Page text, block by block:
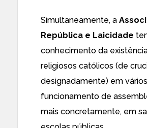
Simultaneamente, a
República e Laicidade
conhecimento da
religiosos católicos (de
designadamente) em
funcionamento de
mais concretamente, em